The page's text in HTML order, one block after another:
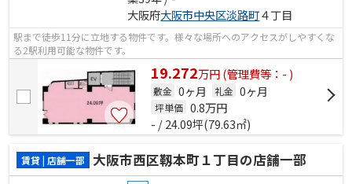
大阪府大阪市中央区淡路町４丁目
駅まで徒歩11分に立地する物件です。様々な場所へのアクセスがしやすくな
る2駅利用可能な物件です。
19.272万円(管理費等：- )
敷金 0ヶ月 礼金 0ヶ月
坪単価 0.8万円
- / 24.09坪(79.63㎡)
賃貸 | 店舗一部 大阪市西区靱本町１丁目の店舗一部